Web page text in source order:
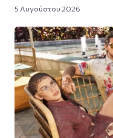
5 Αυγούστου 2026